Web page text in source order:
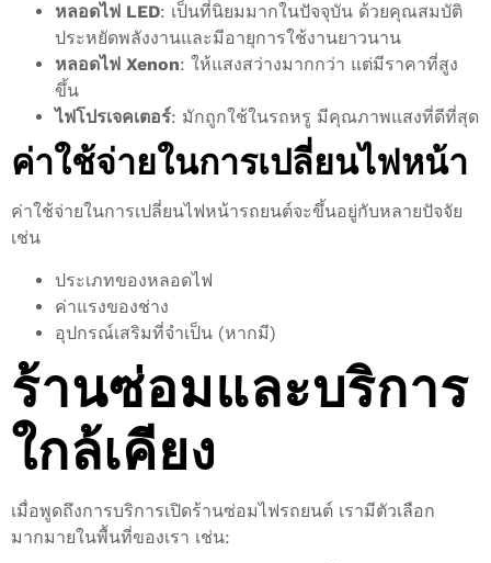
หลอดไฟ LED: เป็นที่นิยมมากในปัจจุบัน ด้วยคุณสมบัติ
ประหยัดพลังงานและมีอายุการใช้งานยาวนาน
หลอดไฟ Xenon: ให้แสงสว่างมากกว่า แต่มีราคาที่สูง
ขึ้น
ไฟโปรเจคเตอร์: มักถูกใช้ในรถหรู มีคุณภาพแสงที่ดีที่สุด
ค่าใช้จ่ายในการเปลี่ยนไฟหน้า
ค่าใช้จ่ายในการเปลี่ยนไฟหน้ารถยนต์จะขึ้นอยู่กับหลายปัจจัย
เช่น
ประเภทของหลอดไฟ
ค่าแรงของช่าง
อุปกรณ์เสริมที่จำเป็น (หากมี)
ร้านซ่อมและบริการ
ใกล้เคียง
เมื่อพูดถึงการบริการเปิดร้านซ่อมไฟรถยนต์ เรามีตัวเลือก
มากมายในพื้นที่ของเรา เช่น: